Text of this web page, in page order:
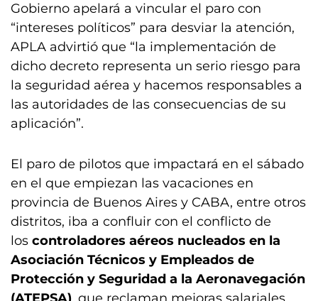
Gobierno apelará a vincular el paro con
“intereses políticos” para desviar la atención,
APLA advirtió que “la implementación de
dicho decreto representa un serio riesgo para
la seguridad aérea y hacemos responsables a
las autoridades de las consecuencias de su
aplicación”.
El paro de pilotos que impactará en el sábado
en el que empiezan las vacaciones en
provincia de Buenos Aires y CABA, entre otros
distritos, iba a confluir con el conflicto de
los controladores aéreos nucleados en la
Asociación Técnicos y Empleados de
Protección y Seguridad a la Aeronavegación